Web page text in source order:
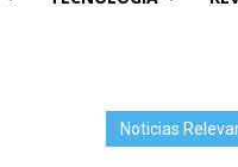
Noticias